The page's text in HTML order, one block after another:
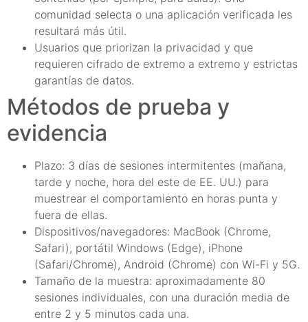
comunidad selecta o una aplicación verificada les
resultará más útil.
Usuarios que priorizan la privacidad y que
requieren cifrado de extremo a extremo y estrictas
garantías de datos.
Métodos de prueba y
evidencia
Plazo: 3 días de sesiones intermitentes (mañana,
tarde y noche, hora del este de EE. UU.) para
muestrear el comportamiento en horas punta y
fuera de ellas.
Dispositivos/navegadores: MacBook (Chrome,
Safari), portátil Windows (Edge), iPhone
(Safari/Chrome), Android (Chrome) con Wi-Fi y 5G.
Tamaño de la muestra: aproximadamente 80
sesiones individuales, con una duración media de
entre 2 y 5 minutos cada una.